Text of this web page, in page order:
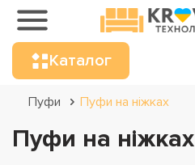
Каталог
Пуфи Пуфи на ніжках
Пуфи на ніжках